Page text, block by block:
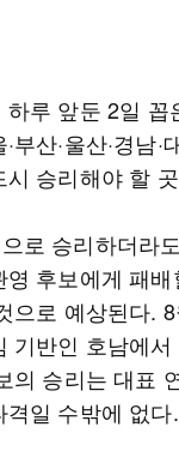
루 앞둔 2일 꼽
부산·울산·경남·
승리해야 할
로 승리하더라
후보에게 패
으로 예상된다.
기반인 호남에서
의 승리는 대표
일 수밖에 없다.